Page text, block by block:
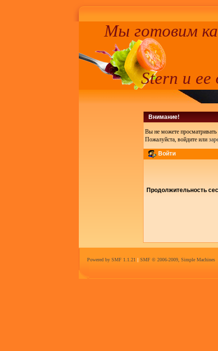
Мы готовим
Stern и ее
Внимание!
Вы не можете просматривать
Пожалуйста, войдите или
Войти
Продолжительность
Powered by SMF 1.1.21 | SMF © 2006-2009, Simple Machines